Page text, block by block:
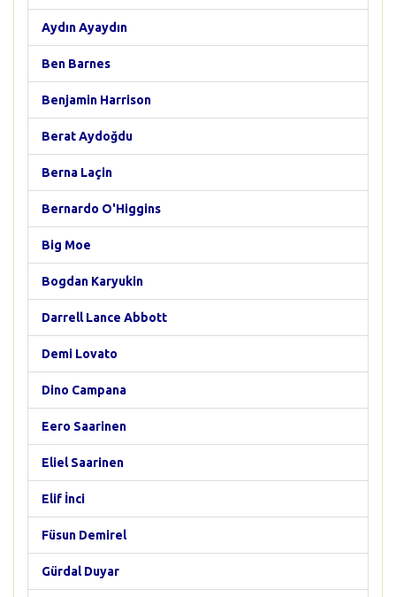
Aydın Ayaydın
Ben Barnes
Benjamin Harrison
Berat Aydoğdu
Berna Laçin
Bernardo O'Higgins
Big Moe
Bogdan Karyukin
Darrell Lance Abbott
Demi Lovato
Dino Campana
Eero Saarinen
Eliel Saarinen
Elif İnci
Füsun Demirel
Gürdal Duyar